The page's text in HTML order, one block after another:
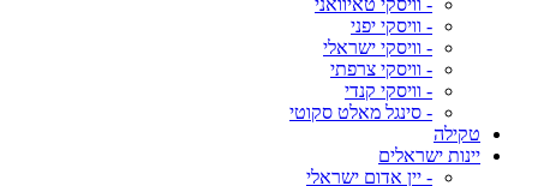
- וויסקי טאיוואני
- וויסקי יפני
- וויסקי ישראלי
- וויסקי צרפתי
- וויסקי קנדי
- סינגל מאלט סקוטי
טקילה
יינות ישראלים
- יין אדום ישראלי